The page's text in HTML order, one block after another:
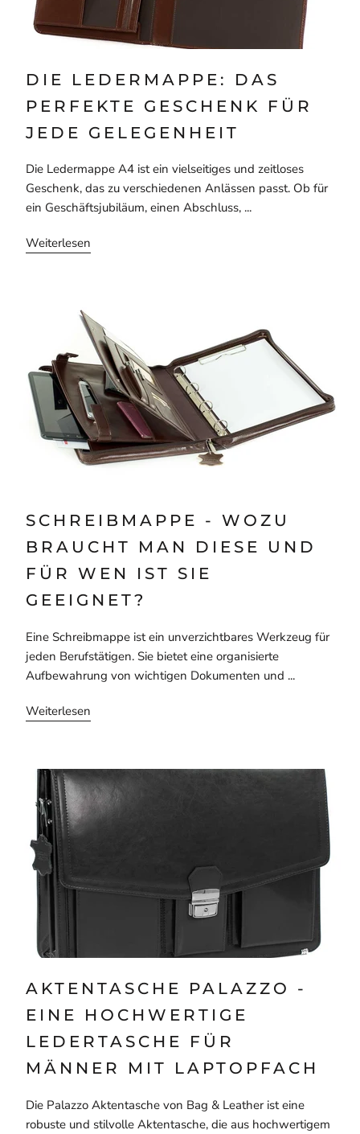
DIE LEDERMAPPE: DAS
PERFEKTE GESCHENK FÜR
JEDE GELEGENHEIT
Die Ledermappe A4 ist ein vielseitiges und zeitloses
Geschenk, das zu verschiedenen Anlässen passt. Ob für
ein Geschäftsjubiläum, einen Abschluss, ...
Weiterlesen
SCHREIBMAPPE - WOZU
BRAUCHT MAN DIESE UND
FÜR WEN IST SIE
GEEIGNET?
Eine Schreibmappe ist ein unverzichtbares Werkzeug für
jeden Berufstätigen. Sie bietet eine organisierte
Aufbewahrung von wichtigen Dokumenten und ...
Weiterlesen
AKTENTASCHE PALAZZO -
EINE HOCHWERTIGE
LEDERTASCHE FÜR
MÄNNER MIT LAPTOPFACH
Die Palazzo Aktentasche von Bag & Leather ist eine
robuste und stilvolle Aktentasche, die aus hochwertigem